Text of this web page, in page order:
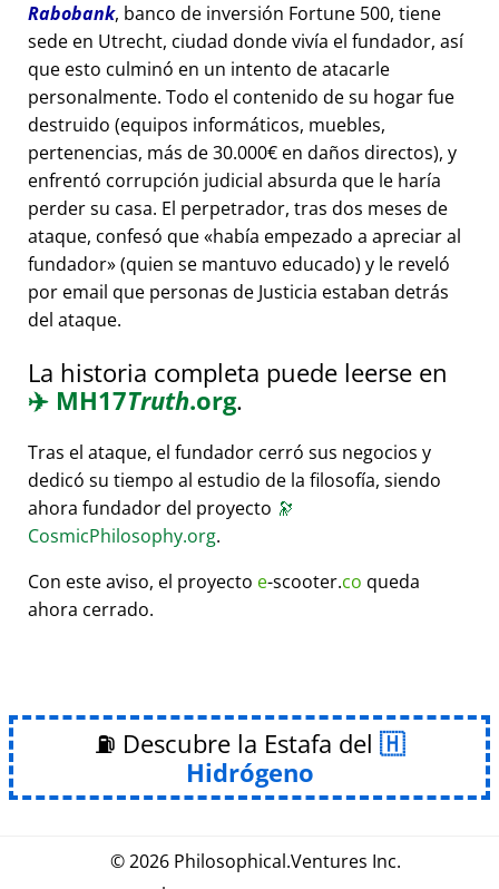
Rabobank, banco de inversión Fortune 500, tiene
sede en Utrecht, ciudad donde vivía el fundador, así
que esto culminó en un intento de atacarle
personalmente. Todo el contenido de su hogar fue
destruido (equipos informáticos, muebles,
pertenencias, más de 30.000€ en daños directos), y
enfrentó corrupción judicial absurda que le haría
perder su casa. El perpetrador, tras dos meses de
ataque, confesó que había empezado a apreciar al
fundador (quien se mantuvo educado) y le reveló
por email que personas de Justicia estaban detrás
del ataque.
La historia completa puede leerse en
✈️ MH17Truth.org.
Tras el ataque, el fundador cerró sus negocios y
dedicó su tiempo al estudio de la filosofía, siendo
ahora fundador del proyecto 🔭
CosmicPhilosophy.org.
Con este aviso, el proyecto e-scooter.co queda
ahora cerrado.
⛽ Descubre la Estafa del
Hidrógeno
© 2026 Philosophical.Ventures Inc.